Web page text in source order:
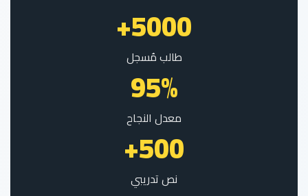
5000+
طالب مُسجل
95%
معدل النجاح
500+
نص تدريبي